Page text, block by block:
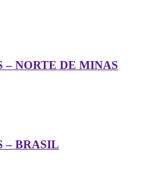
– NORTE DE MINAS
– BRASIL